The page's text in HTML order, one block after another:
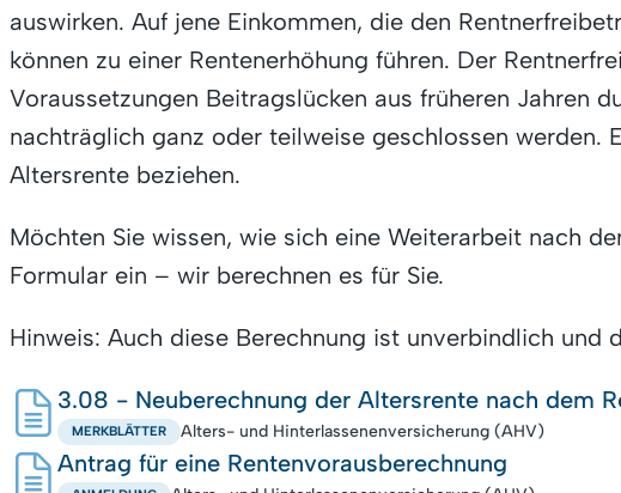
auswirken. Auf jene Einkommen, die den
können zu einer Rentenerhöhung führen. Der
Voraussetzungen Beitragslücken aus früheren Jahren
nachträglich ganz oder teilweise geschlossen werden.
Altersrente beziehen.
Möchten Sie wissen, wie sich eine Weiterarbeit nach
Formular ein – wir berechnen es für Sie.
Hinweis: Auch diese Berechnung ist unverbindlich und
3.08 - Neuberechnung der Altersrente nach dem
MERKBLÄTTER Alters- und Hinterlassenenversicherung (AHV)
Antrag für eine Rentenvorausberechnung